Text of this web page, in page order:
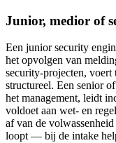
Junior, medior of
Een junior security
het opvolgen van
security-projecten, voert
structureel. Een senior
het management, leidt
voldoet aan wet- en
af van de
loopt — bij de intake